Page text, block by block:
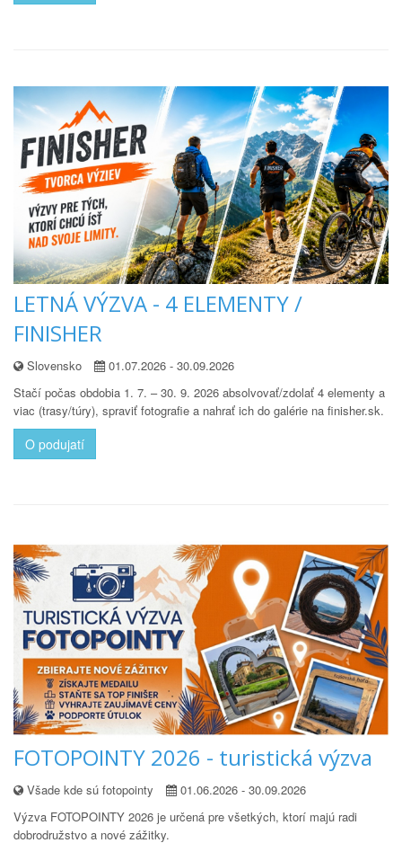
LETNÁ VÝZVA - 4 ELEMENTY /
FINISHER
Slovensko
01.07.2026 - 30.09.2026
Stačí počas obdobia 1. 7. – 30. 9. 2026 absolvovať/zdolať 4 elementy a
viac (trasy/túry), spraviť fotografie a nahrať ich do galérie na finisher.sk.
O podujatí
FOTOPOINTY 2026 - turistická výzva
Všade kde sú fotopointy
01.06.2026 - 30.09.2026
Výzva FOTOPOINTY 2026 je určená pre všetkých, ktorí majú radi
dobrodružstvo a nové zážitky.